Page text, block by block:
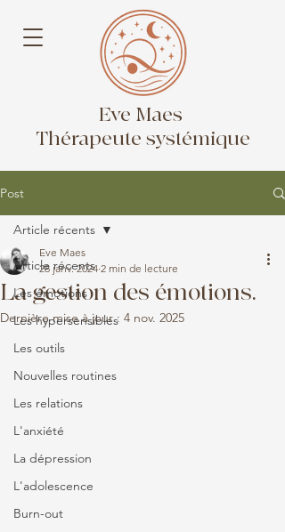
Eve Maes
Thérapeute systémique
Post
Article récents
Les émotions
Les hypersensibles
Les outils
Nouvelles routines
Les relations
L'anxiété
La dépression
L'adolescence
Burn-out
Article récents
La gestion des émotions.
Eve Maes
28 janv. 2024 2 min de lecture
Dernière mise à jour : 4 nov. 2025